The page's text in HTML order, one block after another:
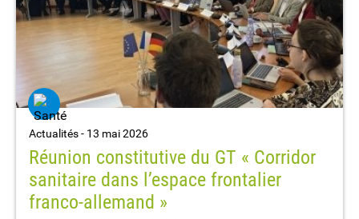
Actualités - 13 mai 2026
Réunion constitutive du GT « Corridor
sanitaire dans l’espace frontalier
franco-allemand »